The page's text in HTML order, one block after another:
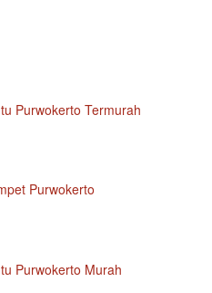
Purwokerto Termurah
Purwokerto
Purwokerto Murah